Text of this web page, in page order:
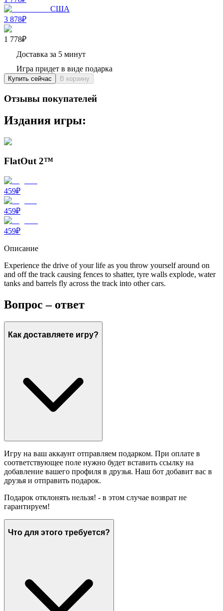
США
3 878₽
1 778₽
Доставка за 5 минут
Игра придет в виде подарка
Купить сейчас В корзину
Отзывы покупателей
Издания игры:
FlatOut 2™
459₽
459₽
459₽
Описание
Experience the drive of your life as you throw yourself around on
and off the track causing fences to shatter, tyre walls explode, water
tanks and barrels fly across the track into other cars.
Вопрос – ответ
Как доставляете игру?
Игру на ваш аккаунт отправляем подарком. При оплате в
соответствующее поле нужно будет вставить ссылку на
добавление вашего профиля в друзья. Наш бот добавит вас в
друзья и отправить подарок.
Подарок отклонять нельзя! - в этом случае возврат не
гарантируем!
Что для этого требуется?